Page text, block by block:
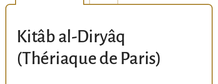
Kitâb al-Diryâq
(Thériaque de Paris)